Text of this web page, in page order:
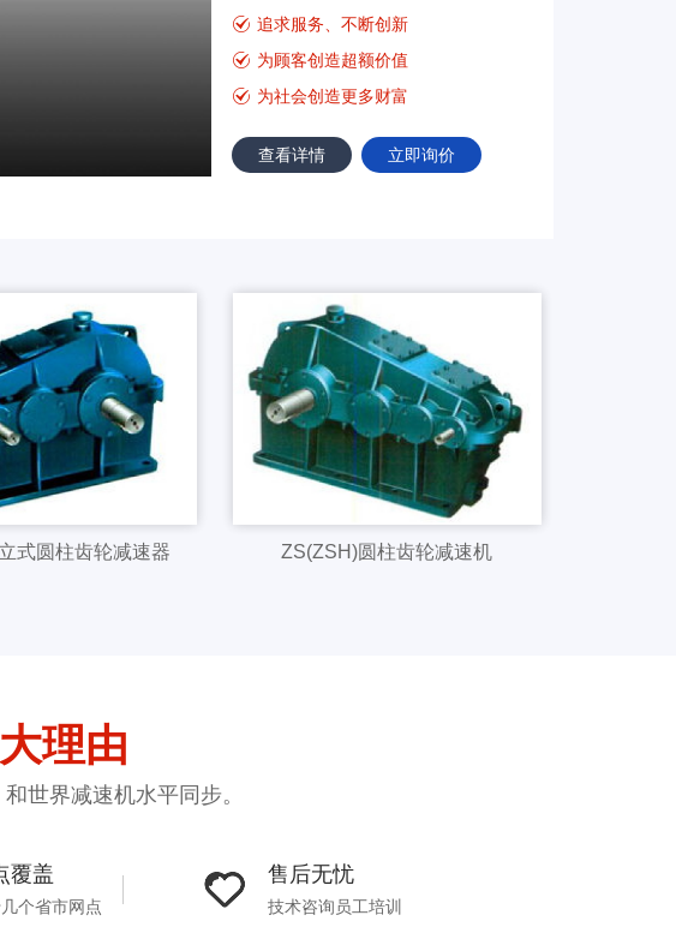
追求服务、不断创新
为顾客创造超额价值
为社会创造更多财富
查看详情 立即询价
式圆柱齿轮减速器 ZS(ZSH)圆柱齿轮减速机
理由
世界减速机水平同步。
覆盖
个省市网点
售后无忧
技术咨询员工培训